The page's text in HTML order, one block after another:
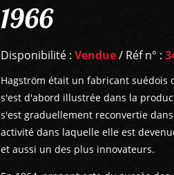
1966
Disponibilité : Vendue/ Réf n° :
Hagström était un fabricant
s'est d'abord illustrée dans la
s'est graduellement reconvertie
activité dans laquelle elle est
et aussi un des plus innovateurs.